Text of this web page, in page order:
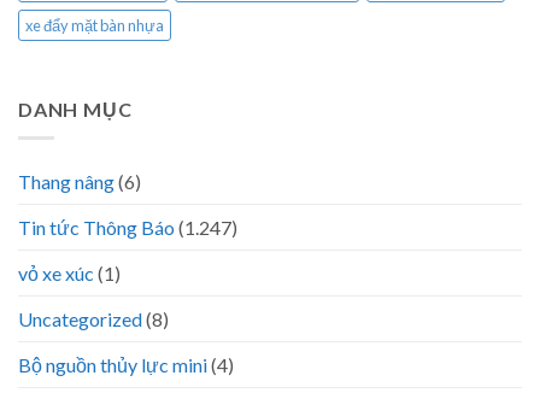
xe đẩy mặt bàn nhựa
DANH MỤC
Thang nâng(6)
Tin tức Thông Báo (1.247)
vỏ xe xúc (1)
Uncategorized(8)
Bộ nguồn thủy lực mini(4)